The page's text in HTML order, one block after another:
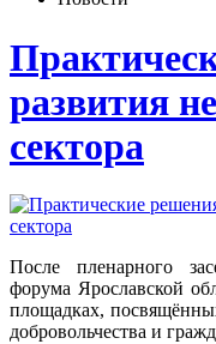
развития
сектора
После пленарного
форума Ярославской
площадках,
добровольчества и